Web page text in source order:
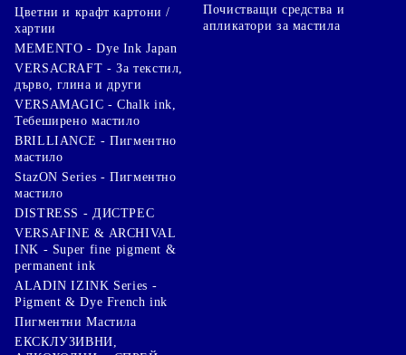
Цветни и крафт картони /
хартии
Почистващи средства и
апликатори за мастила
MEMENTO - Dye Ink Japan
VERSACRAFT - За текстил,
дърво, глина и други
VERSAMAGIC - Chalk ink,
Тебеширено мастило
BRILLIANCE - Пигментно
мастило
StazON Series - Пигментно
мастило
DISTRESS - ДИСТРЕС
VERSAFINE & ARCHIVAL
INK - Super fine pigment &
permanent ink
ALADIN IZINK Series -
Pigment & Dye French ink
Пигментни Мастила
ЕКСКЛУЗИВНИ,